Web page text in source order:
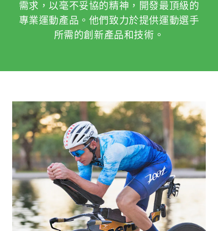
需求，以毫不妥協的精神，開發最頂級的
專業運動產品。他們致力於提供運動選手
所需的創新產品和技術。